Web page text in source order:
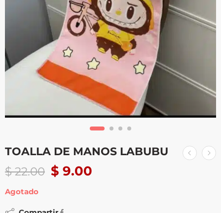
TOALLA DE MANOS LABUBU
$22.00 $ 9.00
Agotado